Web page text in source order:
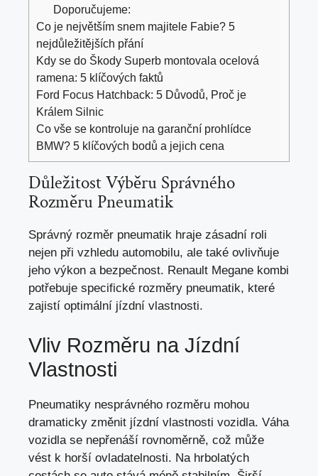
Doporučujeme:
Co je největším snem majitele Fabie? 5
nejdůležitějších přání
Kdy se do Škody Superb montovala ocelová
ramena: 5 klíčových faktů
Ford Focus Hatchback: 5 Důvodů, Proč je
Králem Silnic
Co vše se kontroluje na garanční prohlídce
BMW? 5 klíčových bodů a jejich cena
Důležitost Výběru Správného
Rozměru Pneumatik
Správný rozměr pneumatik hraje zásadní roli
nejen při vzhledu automobilu, ale také ovlivňuje
jeho výkon a bezpečnost. Renault Megane kombi
potřebuje specifické rozměry pneumatik, které
zajistí optimální jízdní vlastnosti.
Vliv Rozměru na Jízdní
Vlastnosti
Pneumatiky nesprávného rozměru mohou
dramaticky změnit jízdní vlastnosti vozidla. Váha
vozidla se nepřenáší rovnoměrně, což může
vést k horší ovladatelnosti. Na hrbolatých